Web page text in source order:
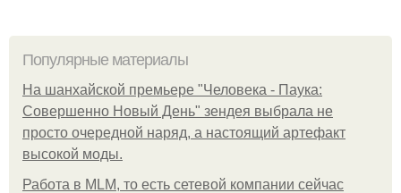
Популярные материалы
На шанхайской премьере "Человека - Паука:
Совершенно Новый День" зендея выбрала не
просто очередной наряд, а настоящий артефакт
высокой моды.
Работа в MLM, то есть сетевой компании сейчас